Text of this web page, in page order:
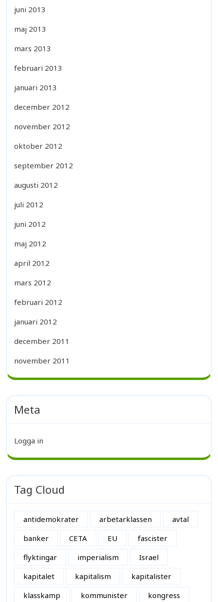
juni 2013
maj 2013
mars 2013
februari 2013
januari 2013
december 2012
november 2012
oktober 2012
september 2012
augusti 2012
juli 2012
juni 2012
maj 2012
april 2012
mars 2012
februari 2012
januari 2012
december 2011
november 2011
Meta
Logga in
Tag Cloud
antidemokrater arbetarklassen
avtal
banker
CETA EU
fascister
flyktingar
imperialism
Israel
kapitalet
kapitalism
kapitalister
klasskamp
kommunister kongress